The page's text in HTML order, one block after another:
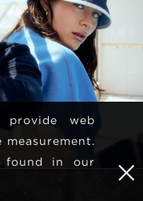
web
found in our